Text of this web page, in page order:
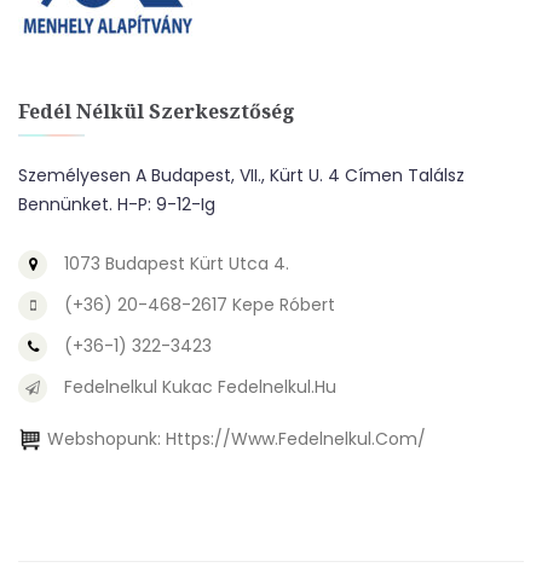
Fedél Nélkül Szerkesztőség
Személyesen A Budapest, VII., Kürt U. 4 Címen Találsz
Bennünket. H-P: 9-12-Ig
1073 Budapest Kürt Utca 4.
(+36) 20-468-2617 Kepe Róbert
(+36-1) 322-3423
Fedelnelkul Kukac Fedelnelkul.hu
Webshopunk: Https://www.fedelnelkul.com/